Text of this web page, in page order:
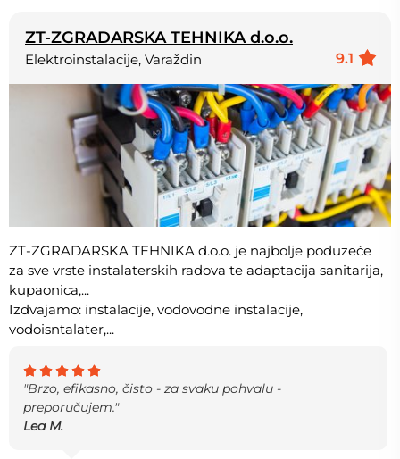
ZT-ZGRADARSKA TEHNIKA d.o.o.
9.1
Elektroinstalacije, Varaždin
ZT-ZGRADARSKA TEHNIKA d.o.o. je najbolje poduzeće
za sve vrste instalaterskih radova te adaptacija sanitarija,
kupaonica,...
Izdvajamo: instalacije, vodovodne instalacije,
vodoisntalater,...
"Brzo, efikasno, čisto - za svaku pohvalu -
preporučujem."
Lea M.